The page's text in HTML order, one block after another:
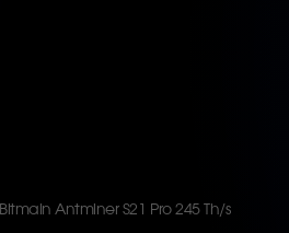
Bitmain Antminer S21 Pro 245 Th/s